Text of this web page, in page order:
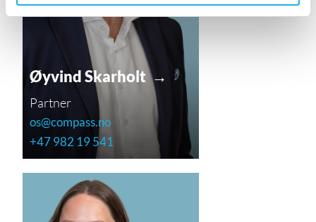
Øyvind Skarholt →
Partner
os@compass.no
+47 982 19 541